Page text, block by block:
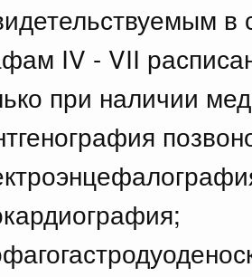
в
IV - VII
при наличии
со справками к